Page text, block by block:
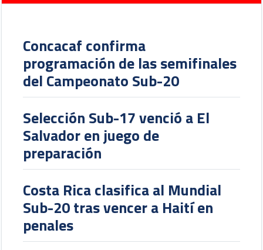
Concacaf confirma
programación de las semifinales
del Campeonato Sub-20
Selección Sub-17 venció a El
Salvador en juego de
preparación
Costa Rica clasifica al Mundial
Sub-20 tras vencer a Haití en
penales